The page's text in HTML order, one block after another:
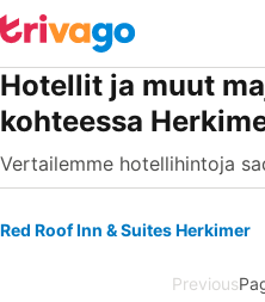
Hotellit ja muut
kohteessa
Vertailemme hotellihintoja
Red Roof Inn & Suites Herkimer
Previous